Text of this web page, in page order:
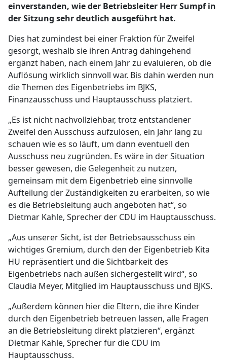
einverstanden, wie der Betriebsleiter Herr Sumpf in
der Sitzung sehr deutlich ausgeführt hat.
Dies hat zumindest bei einer Fraktion für Zweifel
gesorgt, weshalb sie ihren Antrag dahingehend
ergänzt haben, nach einem Jahr zu evaluieren, ob die
Auflösung wirklich sinnvoll war. Bis dahin werden nun
die Themen des Eigenbetriebs im BJKS,
Finanzausschuss und Hauptausschuss platziert.
„Es ist nicht nachvollziehbar, trotz entstandener
Zweifel den Ausschuss aufzulösen, ein Jahr lang zu
schauen wie es so läuft, um dann eventuell den
Ausschuss neu zugründen. Es wäre in der Situation
besser gewesen, die Gelegenheit zu nutzen,
gemeinsam mit dem Eigenbetrieb eine sinnvolle
Aufteilung der Zuständigkeiten zu erarbeiten, so wie
es die Betriebsleitung auch angeboten hat“, so
Dietmar Kahle, Sprecher der CDU im Hauptausschuss.
„Aus unserer Sicht, ist der Betriebsausschuss ein
wichtiges Gremium, durch den der Eigenbetrieb Kita
HU repräsentiert und die Sichtbarkeit des
Eigenbetriebs nach außen sichergestellt wird“, so
Claudia Meyer, Mitglied im Hauptausschuss und BJKS.
„Außerdem können hier die Eltern, die ihre Kinder
durch den Eigenbetrieb betreuen lassen, alle Fragen
an die Betriebsleitung direkt platzieren“, ergänzt
Dietmar Kahle, Sprecher für die CDU im
Hauptausschuss.